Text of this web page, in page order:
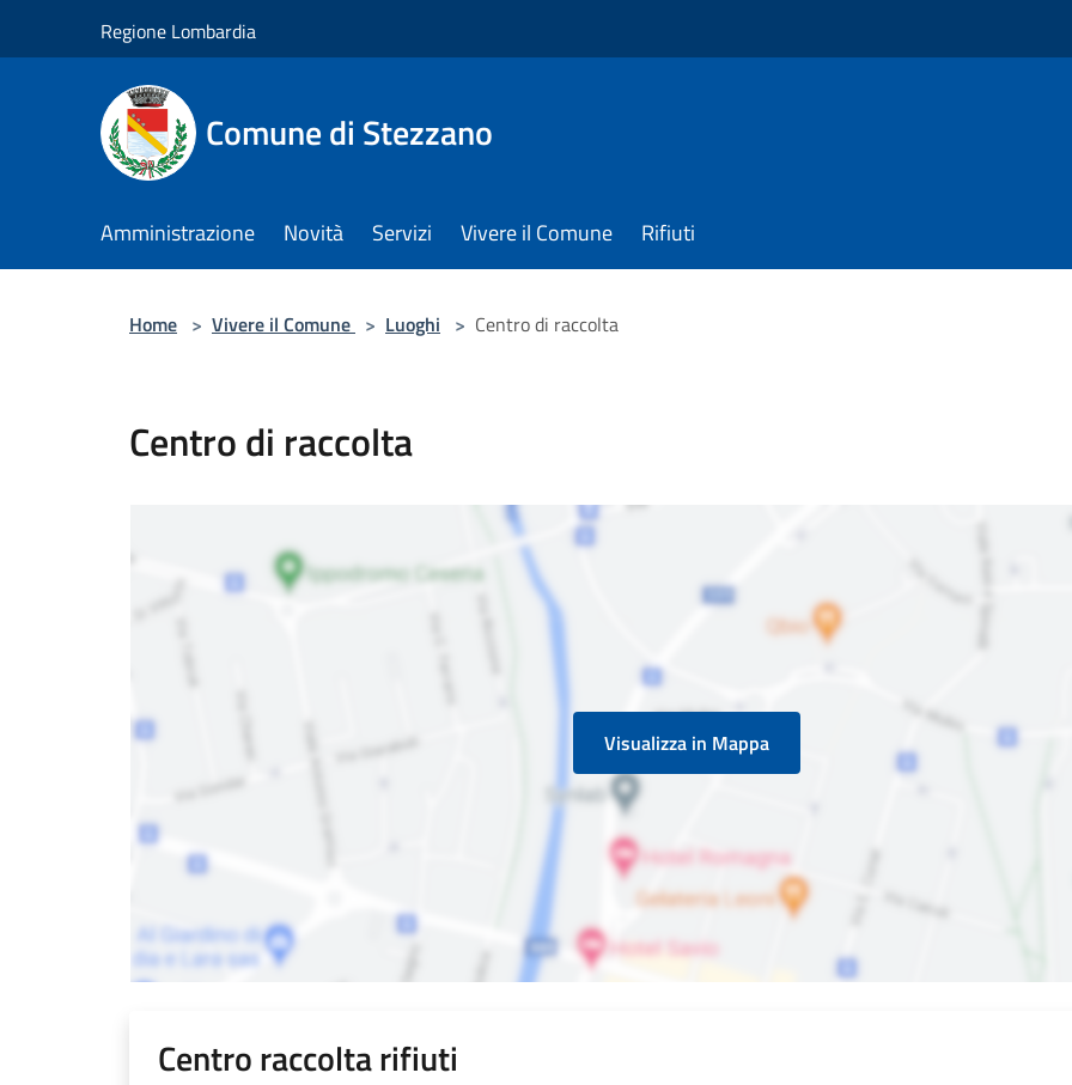
Regione Lombardia
Comune di Stezzano
Amministrazione Novità Servizi Vivere il Comune Rifiuti
Home > Vivere il Comune > Luoghi > Centro di raccolta
Centro di raccolta
Visualizza in Mappa
Centro raccolta rifiuti